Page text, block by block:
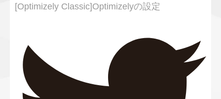
[Optimizely Classic]Optimizelyの設定